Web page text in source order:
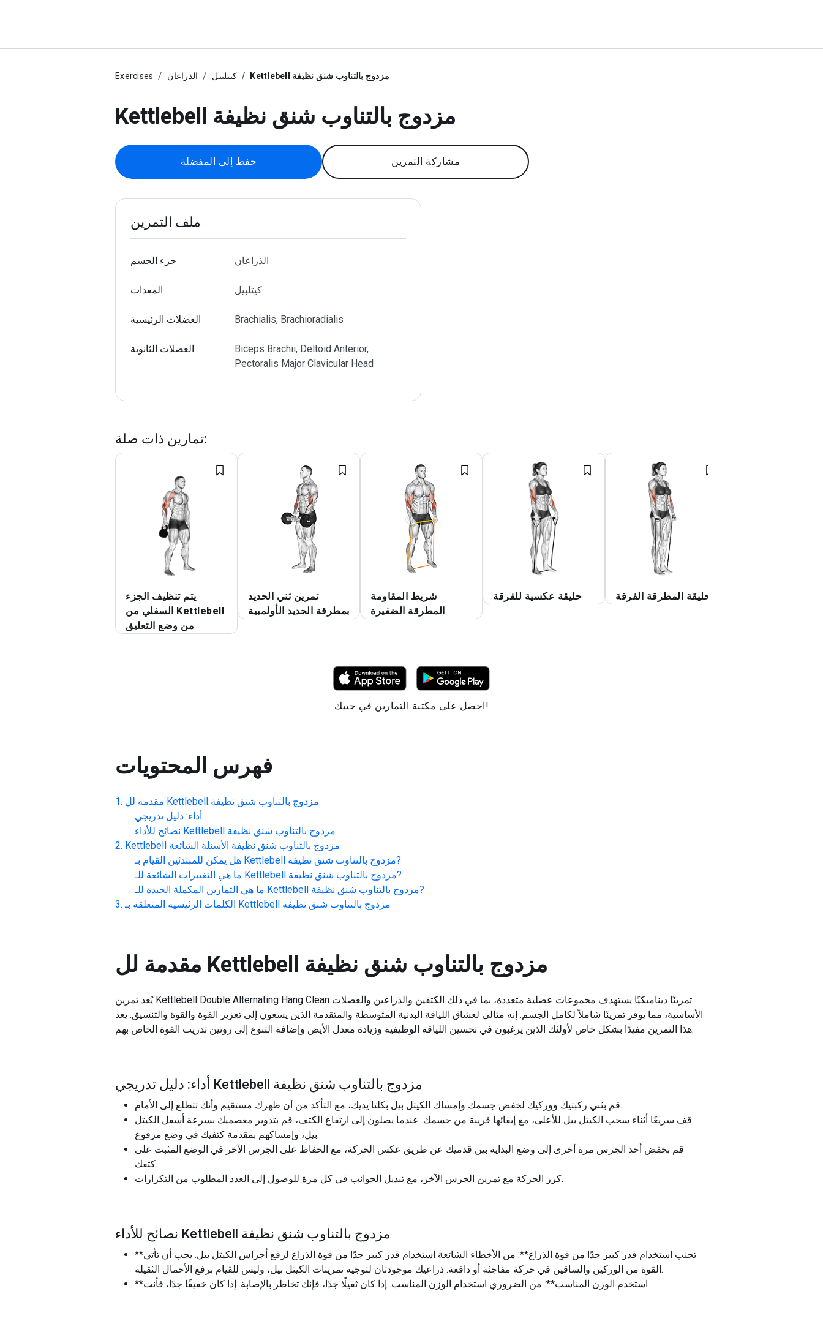
Exercises الذراعان كيتلبيل Kettlebell مزدوج بالتناوب شنق نظيفة
Kettlebell مزدوج بالتناوب شنق نظيفة
حفظ إلى المفضلة مشاركة التمرين
ملف التمرين
جزء الجسم الذراعان
المعدات كيتلبيل
العضلات الرئيسية Brachialis, Brachioradialis
العضلات الثانوية
Biceps Brachii, Deltoid Anterior,
Pectoralis Major Clavicular Head
تمارين ذات صلة:
يتم تنظيف الجزء
السفلي من Kettlebell
من وضع التعليق
تمرين ثني الحديد
بمطرقة الحديد الأولمبية
شريط المقاومة
المطرقة الضفيرة
حليقة عكسية للفرقة حليقة المطرقة الفرقة
احصل على مكتبة التمارين في جيبك!
فهرس المحتويات
مقدمة لل
Kettlebell مزدوج بالتناوب شنق نظيفة
أداء: دليل تدريجي
نصائح للأداء
Kettlebell مزدوج بالتناوب شنق نظيفة
Kettlebell مزدوج بالتناوب شنق نظيفة الأسئلة الشائعة
هل يمكن للمبتدئين القيام بـ
Kettlebell مزدوج بالتناوب شنق نظيفة?
ما هي التغييرات الشائعة للـ
Kettlebell مزدوج بالتناوب شنق نظيفة?
ما هي التمارين المكملة الجيدة للـ
Kettlebell مزدوج بالتناوب شنق نظيفة?
الكلمات الرئيسية المتعلقة بـ
Kettlebell مزدوج بالتناوب شنق نظيفة
مقدمة لل Kettlebell مزدوج بالتناوب شنق نظيفة
يُعد تمرين Kettlebell Double Alternating Hang Clean تمرينًا ديناميكيًا يستهدف مجموعات عضلية متعددة، بما في ذلك الكتفين والذراعين والعضلات
الأساسية، مما يوفر تمرينًا شاملاً لكامل الجسم. إنه مثالي لعشاق اللياقة البدنية المتوسطة والمتقدمة الذين يسعون إلى تعزيز القوة والقوة والتنسيق. يعد
هذا التمرين مفيدًا بشكل خاص لأولئك الذين يرغبون في تحسين اللياقة الوظيفية وزيادة معدل الأيض وإضافة التنوع إلى روتين تدريب القوة الخاص بهم.
أداء: دليل تدريجي Kettlebell مزدوج بالتناوب شنق نظيفة
قم بثني ركبتيك ووركيك لخفض جسمك وإمساك الكيتل بيل بكلتا يديك، مع التأكد من أن ظهرك مستقيم وأنك تتطلع إلى الأمام.
قف سريعًا أثناء سحب الكيتل بيل للأعلى، مع إبقائها قريبة من جسمك. عندما يصلون إلى ارتفاع الكتف، قم بتدوير معصميك بسرعة أسفل الكيتل
بيل، وإمساكهم بمقدمة كتفيك في وضع مرفوع.
قم بخفض أحد الجرس مرة أخرى إلى وضع البداية بين قدميك عن طريق عكس الحركة، مع الحفاظ على الجرس الآخر في الوضع المثبت على
كتفك.
كرر الحركة مع تمرين الجرس الآخر، مع تبديل الجوانب في كل مرة للوصول إلى العدد المطلوب من التكرارات.
نصائح للأداء Kettlebell مزدوج بالتناوب شنق نظيفة
**تجنب استخدام قدر كبير جدًا من قوة الذراع**: من الأخطاء الشائعة استخدام قدر كبير جدًا من قوة الذراع لرفع أجراس الكيتل بيل. يجب أن تأتي
القوة من الوركين والساقين في حركة مفاجئة أو دافعة. ذراعيك موجودتان لتوجيه تمرينات الكيتل بيل، وليس للقيام برفع الأحمال الثقيلة.
**استخدم الوزن المناسب**: من الضروري استخدام الوزن المناسب. إذا كان ثقيلًا جدًا، فإنك تخاطر بالإصابة. إذا كان خفيفًا جدًا، فأنت